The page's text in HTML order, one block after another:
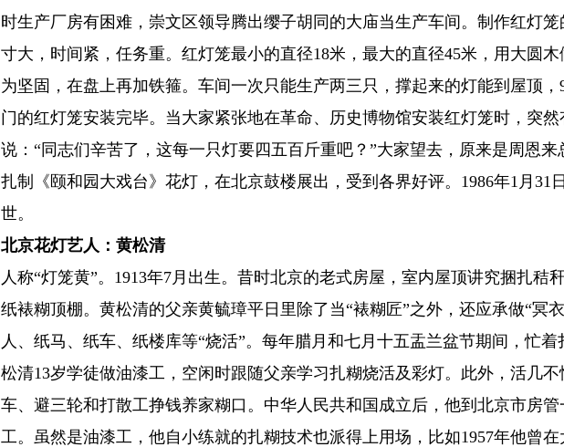
时生产厂房有困难，崇文区领导腾出缨子胡同的大庙当生产车间。制作红灯笼
寸大，时间紧，任务重。红灯笼最小的直径18米，最大的直径45米，用大圆木
为坚固，在盘上再加铁箍。车间一次只能生产两三只，撑起来的灯能到屋顶，
门的红灯笼安装完毕。当大家紧张地在革命、历史博物馆安装红灯笼时，突
说：“同志们辛苦了，这每一只灯要四五百斤重吧？”大家望去，原来是周恩来
扎制《颐和园大戏台》花灯，在北京鼓楼展出，受到各界好评。1986年1月31
世。
北京花灯艺人： 黄松清
人称“灯笼黄”。1913年7月出生。昔时北京的老式房屋，室内屋顶讲究捆扎秸
纸裱糊顶棚。黄松清的父亲黄毓璋平日里除了当“裱糊匠”之外，还应承做“冥
人、纸马、纸车、纸楼库等“烧活”。每年腊月和七月十五盂兰盆节期间，忙着
松清13岁学徒做油漆工，空闲时跟随父亲学习扎糊烧活及彩灯。此外，活几
车、避三轮和打散工挣钱养家糊口。中华人民共和国成立后，他到北京市房管
工。虽然是油漆工，他自小练就的扎糊技术也派得上用场，比如1957年他曾